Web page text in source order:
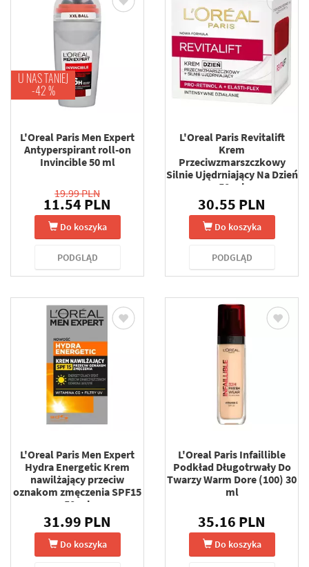
U NAS TANIEJ
-42 %
L'Oreal Paris Men Expert
Antyperspirant roll-on
Invincible 50 ml
19.99 PLN
11.54 PLN
Do koszyka
PODGLĄD
L'Oreal Paris Revitalift
Krem
Przeciwzmarszczkowy
Silnie Ujędrniający Na Dzień
50 ml
30.55 PLN
Do koszyka
PODGLĄD
L'Oreal Paris Men Expert
Hydra Energetic Krem
nawilżający przeciw
oznakom zmęczenia SPF15
50 ml
31.99 PLN
Do koszyka
L'Oreal Paris Infaillible
Podkład Długotrwały Do
Twarzy Warm Dore (100) 30
ml
35.16 PLN
Do koszyka